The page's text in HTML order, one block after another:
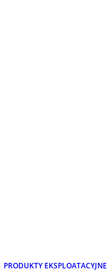
PRODUKTY EKSPLOATACYJNE